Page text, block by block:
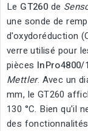
Le GT260 de
une sonde de
d'oxydoréduction
verre utilisé pour
pièces InPro4800/
Mettler. Avec un
mm, le GT260
130 °C. Bien qu'il
des